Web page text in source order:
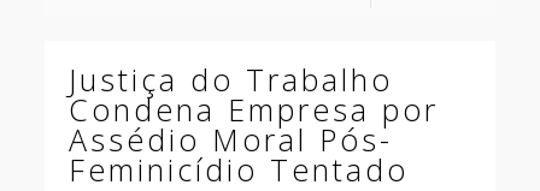
Justiça do Trabalho
Condena Empresa por
Assédio Moral Pós-
Feminicídio Tentado